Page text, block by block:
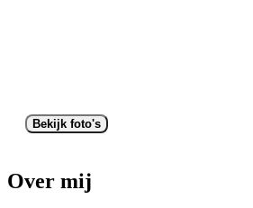
Bekijk foto's
Over mij